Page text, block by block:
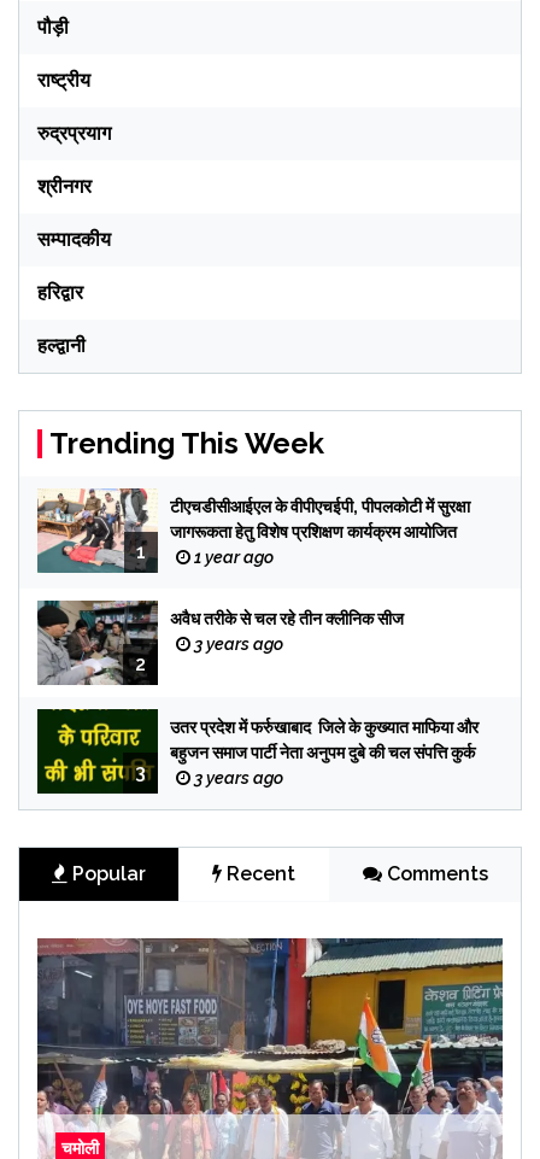
पौड़ी
राष्ट्रीय
रुद्रप्रयाग
श्रीनगर
सम्पादकीय
हरिद्वार
हल्द्वानी
Trending This Week
1
टीएचडीसीआईएल के वीपीएचईपी, पीपलकोटी में सुरक्षा
जागरूकता हेतु विशेष प्रशिक्षण कार्यक्रम आयोजित
1 year ago
2
अवैध तरीके से चल रहे तीन क्लीनिक सीज
3 years ago
3
उतर प्रदेश में फर्रुखाबाद जिले के कुख्यात माफिया और
बहुजन समाज पार्टी नेता अनुपम दुबे की चल संपत्ति कुर्क
3 years ago
Popular Recent Comments
चमोली